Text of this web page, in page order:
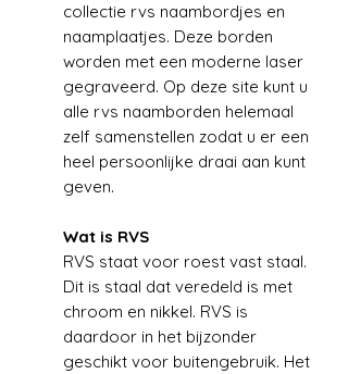
collectie rvs naambordjes en
naamplaatjes. Deze borden
worden met een moderne laser
gegraveerd. Op deze site kunt u
alle rvs naamborden helemaal
zelf samenstellen zodat u er een
heel persoonlijke draai aan kunt
geven.
Wat is RVS
RVS staat voor roest vast staal.
Dit is staal dat veredeld is met
chroom en nikkel. RVS is
daardoor in het bijzonder
geschikt voor buitengebruik. Het